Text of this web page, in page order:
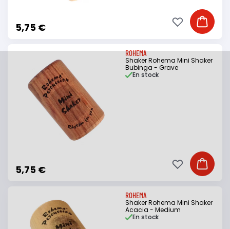
5,75 € Ajouter
Ajouter à ma
ROHEMA
Shaker Rohema Mini Shaker
Bubinga - Grave
5,75 €
En stock
Ajouter
Ajouter à ma
ROHEMA
Shaker Rohema Mini Shaker
Acacia - Medium
En stock